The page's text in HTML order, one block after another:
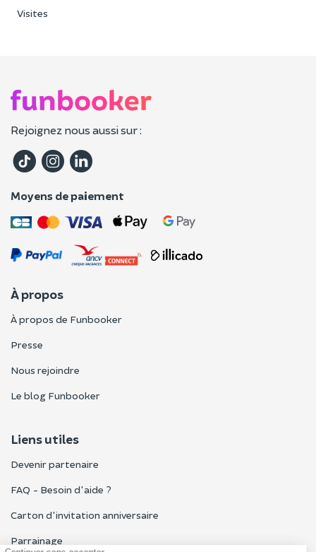
Visites
Rejoignez nous aussi sur :
Moyens de paiement
À propos
À propos de Funbooker
Presse
Nous rejoindre
Le blog Funbooker
Liens utiles
Devenir partenaire
FAQ - Besoin d'aide ?
Carton d'invitation anniversaire
Parrainage